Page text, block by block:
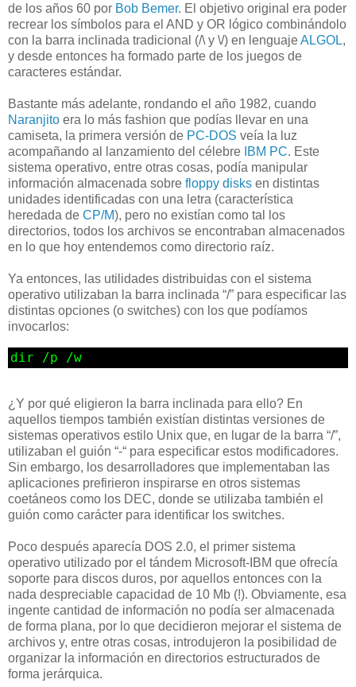
de los años 60 por Bob Bemer. El objetivo original era poder
recrear los símbolos para el AND y OR lógico combinándolo
con la barra inclinada tradicional (/\ y \/) en lenguajeALGOL,
y desde entonces ha formado parte de los juegos de
caracteres estándar.
Bastante más adelante, rondando el año 1982, cuando
Naranjito era lo más fashion que podías llevar en una
camiseta, la primera versión de PC-DOS veía la luz
acompañando al lanzamiento del célebre IBM PC. Este
sistema operativo, entre otras cosas, podía manipular
información almacenada sobre floppy disks en distintas
unidades identificadas con una letra (característica
heredada de CP/M), pero no existían como tal los
directorios, todos los archivos se encontraban almacenados
en lo que hoy entendemos como directorio raíz.
Ya entonces, las utilidades distribuidas con el sistema
operativo utilizaban la barra inclinada “/” para especificar las
distintas opciones (o switches) con los que podíamos
invocarlos:
dir /p /w
¿Y por qué eligieron la barra inclinada para ello? En
aquellos tiempos también existían distintas versiones de
sistemas operativos estilo Unix que, en lugar de la barra “/”,
utilizaban el guión “-“ para especificar estos modificadores.
Sin embargo, los desarrolladores que implementaban las
aplicaciones prefirieron inspirarse en otros sistemas
coetáneos como los DEC, donde se utilizaba también el
guión como carácter para identificar los switches.
Poco después aparecía DOS 2.0, el primer sistema
operativo utilizado por el tándem Microsoft-IBM que ofrecía
soporte para discos duros, por aquellos entonces con la
nada despreciable capacidad de 10 Mb (!). Obviamente, esa
ingente cantidad de información no podía ser almacenada
de forma plana, por lo que decidieron mejorar el sistema de
archivos y, entre otras cosas, introdujeron la posibilidad de
organizar la información en directorios estructurados de
forma jerárquica.